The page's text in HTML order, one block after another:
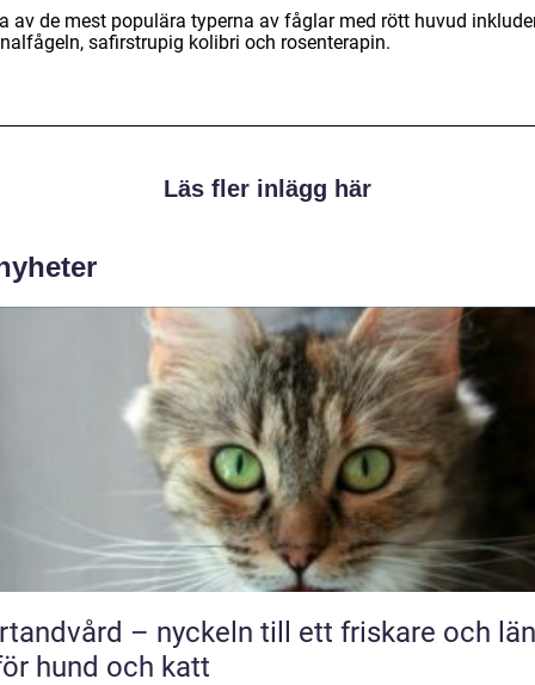
av de mest populära typerna av fåglar med rött huvud
safirstrupig kolibri och rosenterapin.
Läs fler inlägg här
– nyckeln till ett friskare och
hund och katt